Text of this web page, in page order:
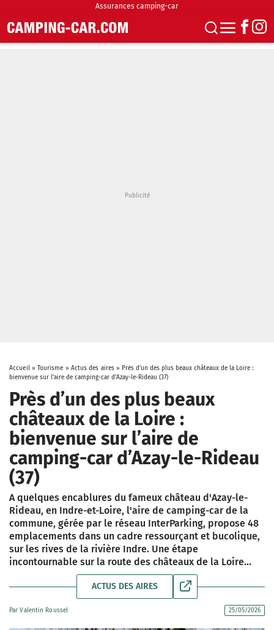
Assurances camping-car
Accueil» Tourisme » Actus des aires » Près d’un des plus beaux châteaux de la Loire :
bienvenue sur l’aire de camping-car d’Azay-le-Rideau (37)
Près d’un des plus beaux
châteaux de la Loire :
bienvenue sur l’aire de
camping-car d’Azay-le-Rideau
(37)
A quelques encablures du fameux château d'Azay-le-
Rideau, en Indre-et-Loire, l'aire de camping-car de la
commune, gérée par le réseau InterParking, propose 48
emplacements dans un cadre ressourçant et bucolique,
sur les rives de la rivière Indre. Une étape
incontournable sur la route des châteaux de la Loire...
ACTUS DES AIRES
ParValentin Roussel 25/05/2026